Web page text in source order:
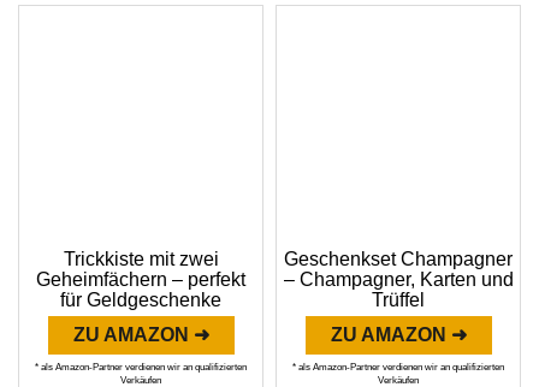
Trickkiste mit zwei
Geheimfächern – perfekt
für Geldgeschenke
ZU AMAZON ➜
* als Amazon-Partner verdienen wir an qualifizierten
Verkäufen
Geschenkset Champagner
– Champagner, Karten und
Trüffel
ZU AMAZON ➜
* als Amazon-Partner verdienen wir an qualifizierten
Verkäufen